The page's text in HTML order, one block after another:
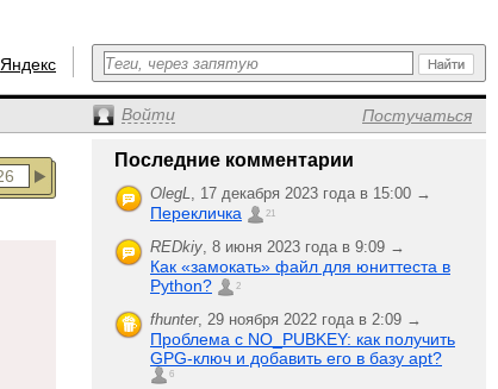
Яндекс
Войти Постучаться
Последние комментарии
OlegL, 17 декабря 2023 года в 15:00 →
Перекличка 21
REDkiy, 8 июня 2023 года в 9:09 →
Как «замокать» файл для юниттеста в
Python?
2
fhunter, 29 ноября 2022 года в 2:09 →
Проблема с NO_PUBKEY: как получить
GPG-ключ и добавить его в базу apt?
6